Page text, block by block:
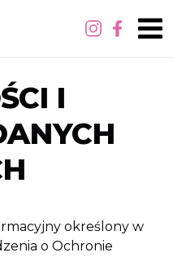
I
określony w
o Ochronie